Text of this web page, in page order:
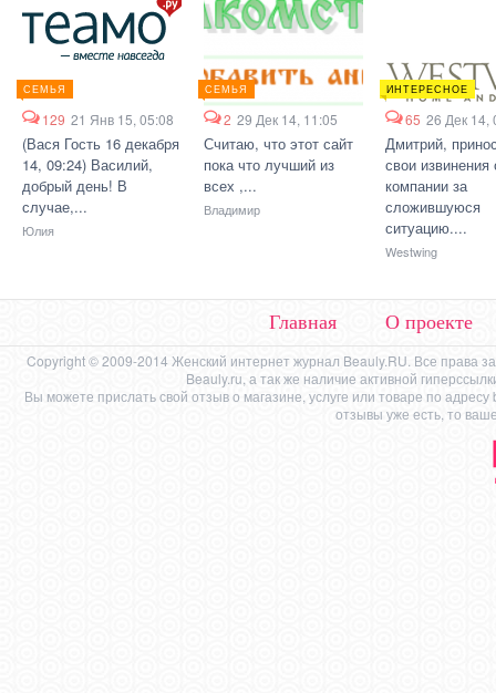
СЕМЬЯ
129 21 Янв 15, 05:08
(Вася Гость 16 декабря
14, 09:24) Василий,
добрый день! В
случае,...
Юлия
СЕМЬЯ
2 29 Дек 14, 11:05
Считаю, что этот сайт
пока что лучший из
всех ,...
Владимир
ИНТЕРЕСНОЕ
65 26 Дек 14,
Дмитрий,
свои извинения
компании за
сложившуюся
ситуацию....
Westwing
Главная О проекте
Copyright © 2009-2014 Женский интернет журнал Beauly.RU. Все права
Beauly.ru, а так же наличие активной
Вы можете прислать свой отзыв о магазине, услуге или товаре по адресу
отзывы уже есть, то